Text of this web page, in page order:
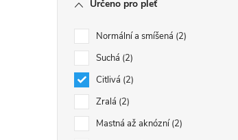
Určeno pro pleť
Normální a smíšená 2
Suchá 2
Citlivá 2
Zralá 2
Mastná až aknózní 2